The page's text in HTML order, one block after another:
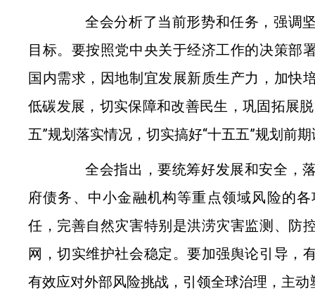
全会分析了当前形势和任务，强调
目标。要按照党中央关于经济工作的决策部
国内需求，因地制宜发展新质生产力，加快
低碳发展，切实保障和改善民生，巩固拓展
五”规划落实情况，切实搞好“十五五”规划前
全会指出，要统筹好发展和安全，
府债务、中小金融机构等重点领域风险的
任，完善自然灾害特别是洪涝灾害监测、防
网，切实维护社会稳定。要加强舆论引导，
有效应对外部风险挑战，引领全球治理，主